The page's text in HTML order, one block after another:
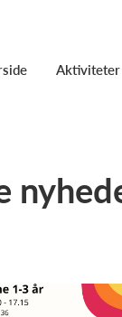
Aktiviteter